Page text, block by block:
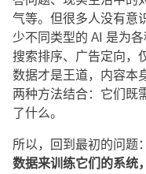
气等。但很多人没有意
少不同类型的 AI 是为
搜索排序、广告定向，
数据才是王道，内容本
两种方法结合：它们既
了什么。
所以，回到最初的问题
数据来训练它们的系统